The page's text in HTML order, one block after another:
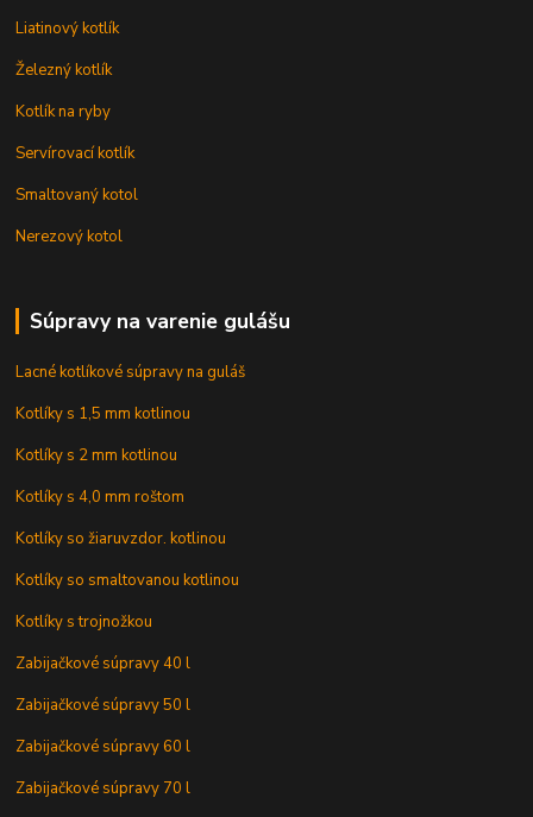
Liatinový kotlík
Železný kotlík
Kotlík na ryby
Servírovací kotlík
Smaltovaný kotol
Nerezový kotol
Súpravy na varenie gulášu
Lacné kotlíkové súpravy na guláš
Kotlíky s 1,5 mm kotlinou
Kotlíky s 2 mm kotlinou
Kotlíky s 4,0 mm roštom
Kotlíky so žiaruvzdor. kotlinou
Kotlíky so smaltovanou kotlinou
Kotlíky s trojnožkou
Zabijačkové súpravy 40 l
Zabijačkové súpravy 50 l
Zabijačkové súpravy 60 l
Zabijačkové súpravy 70 l